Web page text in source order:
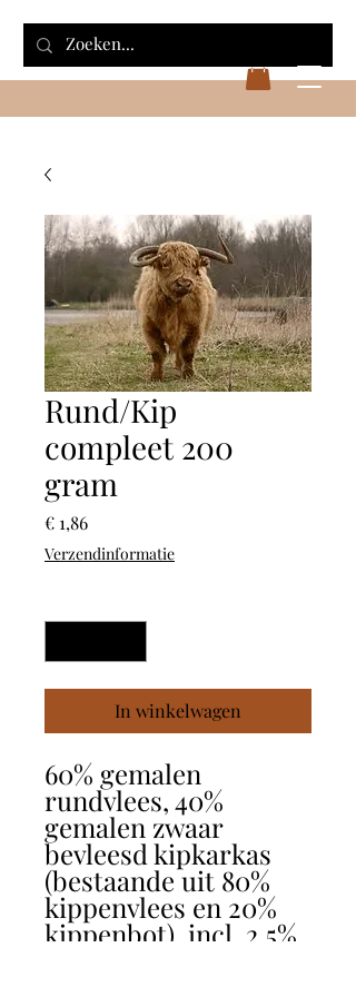
Rund/Kip
compleet 200
gram
€ 1,86Prijs
Verzendinformatie
In winkelwagen
60% gemalen
rundvlees, 40%
gemalen zwaar
bevleesd kipkarkas
(bestaande uit 80%
kippenvlees en 20%
kippenbot), incl. 2,5%